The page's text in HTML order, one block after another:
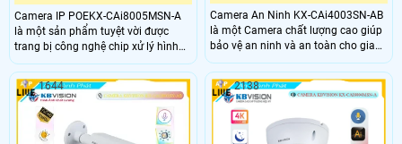
Camera IP POEKX-CAi8005MSN-A
là một sản phẩm tuyệt vời được
trang bị công nghệ chip xử lý hình
ảnh Sony Stavis CMOS mang đến
hình ảnh màu sắc đẹp hơn đáng
quan tâm hơn với công nghệ hồng
ngoại 60m thiết bị thu lại hình ảnh
ban đêm rõ nét và sáng đẹp.0 MP
Camera An Ninh KX-CAi4003SN-AB
là một Camera chất lượng cao giúp
bảo vệ an ninh và an toàn cho gia
đình và doanh nghiệp. Với công
nghệ tiên tiến, camera này có khả
năng quan sát rõ nét và chất lượng
hình ảnh sắc nét. Hơn nữa, tích hợp
tính năng cảnh báo chuyển động,
camera này sẽ gửi thông báo ngay
1644 2138